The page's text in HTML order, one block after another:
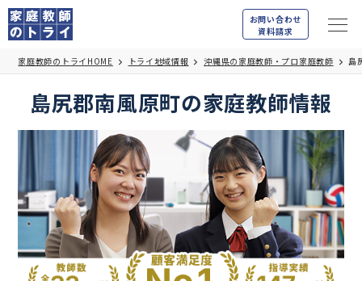
お問い合わせ
資料請求
家庭教師のトライHOME トライ地域情報 沖縄県の家庭教師・プロ家庭教師 島
島尻郡南風原町の家庭教師情報